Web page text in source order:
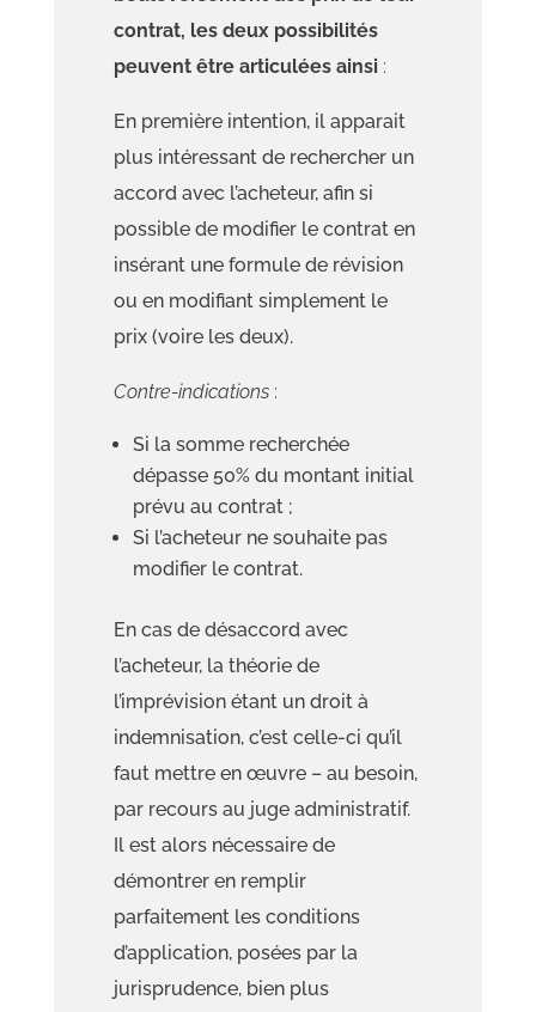
contrat, les deux possibilités
peuvent être articulées ainsi:
En première intention, il apparait
plus intéressant de rechercher un
accord avec l’acheteur, afin si
possible de modifier le contrat en
insérant une formule de révision
ou en modifiant simplement le
prix (voire les deux).
Contre-indications:
Si la somme recherchée
dépasse 50% du montant initial
prévu au contrat ;
Si l’acheteur ne souhaite pas
modifier le contrat.
En cas de désaccord avec
l’acheteur, la théorie de
l’imprévision étant un droit à
indemnisation, c’est celle-ci qu’il
faut mettre en œuvre – au besoin,
par recours au juge administratif.
Il est alors nécessaire de
démontrer en remplir
parfaitement les conditions
d’application, posées par la
jurisprudence, bien plus